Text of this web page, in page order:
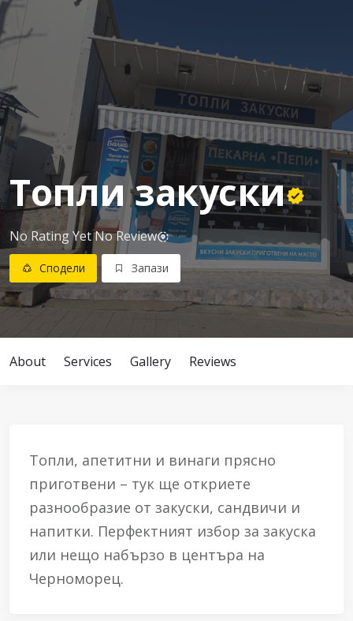
Топли закуски
No Rating YetNo Review
Сподели Запази
About Services Gallery Reviews
Топли, апетитни и винаги прясно
приготвени – тук ще откриете
разнообразие от закуски, сандвичи и
напитки. Перфектният избор за закуска
или нещо набързо в центъра на
Черноморец.